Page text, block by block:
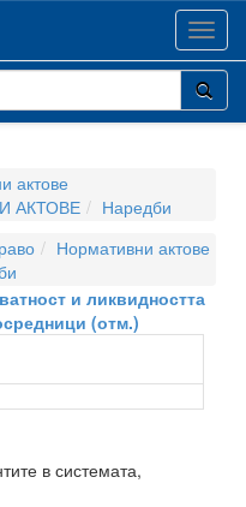
актове
АКТОВЕ
Наредби
Нормативни актове
и ликвидността
(отм.)
в системата,